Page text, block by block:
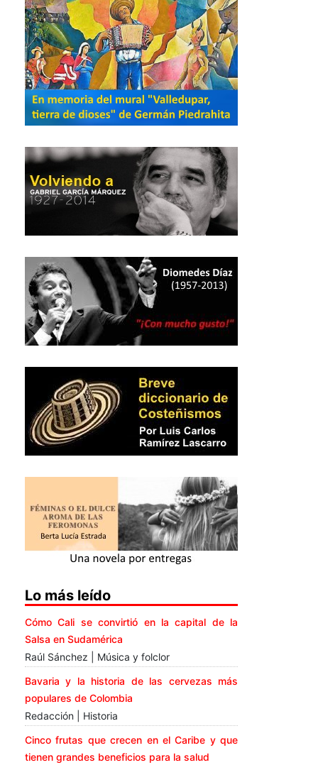
Lo más leído
Cómo Cali se convirtió en la capital de la
Salsa en Sudamérica
Raúl Sánchez | Música y folclor
Bavaria y la historia de las cervezas más
populares de Colombia
Redacción | Historia
Cinco frutas que crecen en el Caribe y que
tienen grandes beneficios para la salud